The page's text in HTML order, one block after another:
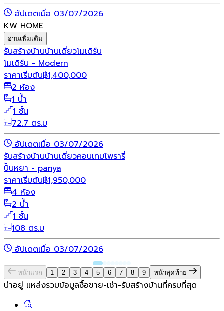
อัปเดตเมื่อ 03/07/2026
KW HOME
อ่านเพิ่มเติม
รับสร้างบ้านบ้านเดี่ยวโมเดิร์น
โมเดิร์น - Modern
ราคาเริ่มต้น฿1,400,000
2 ห้อง
1 น้ำ
1 ชั้น
72.7 ตร.ม
อัปเดตเมื่อ 03/07/2026
รับสร้างบ้านบ้านเดี่ยวคอนเทมโพรารี่
ปั้นหยา - panya
ราคาเริ่มต้น฿1,950,000
4 ห้อง
2 น้ำ
1 ชั้น
108 ตร.ม
อัปเดตเมื่อ 03/07/2026
หน้าแรก 1 2 3 4 5 6 7 8 9 หน้าสุดท้าย
น่าอยู่ แหล่งรวมข้อมูลซื้อขาย-เช่า-รับสร้างบ้านที่ครบที่สุด